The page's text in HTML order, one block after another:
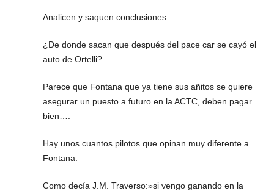
Analicen y saquen conclusiones.
¿De donde sacan que después del pace car se cayó el
auto de Ortelli?
Parece que Fontana que ya tiene sus añitos se quiere
asegurar un puesto a futuro en la ACTC, deben pagar
bien….
Hay unos cuantos pilotos que opinan muy diferente a
Fontana.
Como decía J.M. Traverso:»si vengo ganando en la